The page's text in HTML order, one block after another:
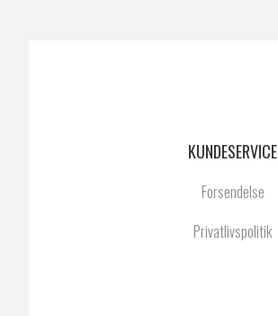
KUNDESERVICE
Forsendelse
Privatlivspolitik